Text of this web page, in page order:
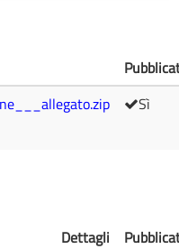
Sì
Dettagli